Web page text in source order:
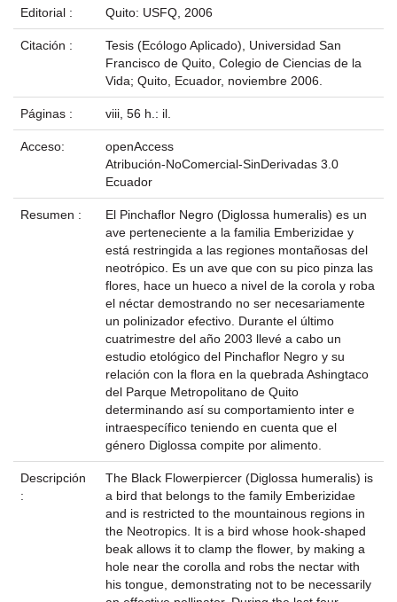
Editorial : Quito: USFQ, 2006
Citación :
Tesis (Ecólogo Aplicado), Universidad San
Francisco de Quito, Colegio de Ciencias de la
Vida; Quito, Ecuador, noviembre 2006.
Páginas : viii, 56 h.: il.
Acceso:
openAccess
Atribución-NoComercial-SinDerivadas 3.0
Ecuador
Resumen :
El Pinchaflor Negro (Diglossa humeralis) es un
ave perteneciente a la familia Emberizidae y
está restringida a las regiones montañosas del
neotrópico. Es un ave que con su pico pinza las
flores, hace un hueco a nivel de la corola y roba
el néctar demostrando no ser necesariamente
un polinizador efectivo. Durante el último
cuatrimestre del año 2003 llevé a cabo un
estudio etológico del Pinchaflor Negro y su
relación con la flora en la quebrada Ashingtaco
del Parque Metropolitano de Quito
determinando así su comportamiento inter e
intraespecífico teniendo en cuenta que el
género Diglossa compite por alimento.
Descripción
:
The Black Flowerpiercer (Diglossa humeralis) is
a bird that belongs to the family Emberizidae
and is restricted to the mountainous regions in
the Neotropics. It is a bird whose hook-shaped
beak allows it to clamp the flower, by making a
hole near the corolla and robs the nectar with
his tongue, demonstrating not to be necessarily